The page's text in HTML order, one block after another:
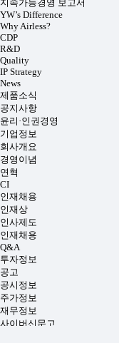
지속가능경영 보고서
YW’s Difference
Why Airless?
CDP
R&D
Quality
IP Strategy
News
제품소식
공지사항
윤리·인권경영
기업정보
회사개요
경영이념
연혁
CI
인재채용
인재상
인사제도
인재채용
Q&A
투자정보
공고
공시정보
주가정보
재무정보
사이버신문고